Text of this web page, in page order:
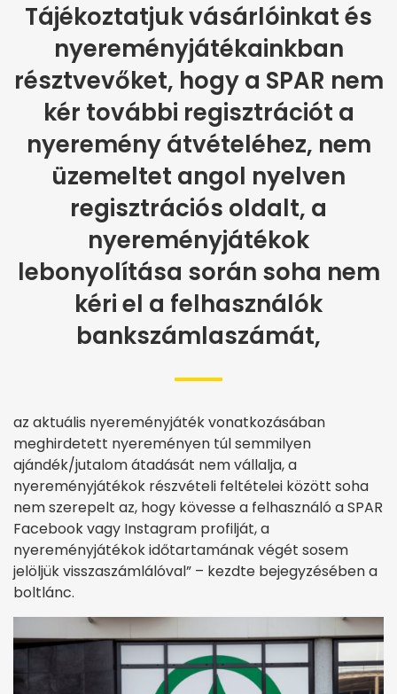
Tájékoztatjuk vásárlóinkat és
nyereményjátékainkban
résztvevőket, hogy a SPAR nem
kér további regisztrációt a
nyeremény átvételéhez, nem
üzemeltet angol nyelven
regisztrációs oldalt, a
nyereményjátékok
lebonyolítása során soha nem
kéri el a felhasználók
bankszámlaszámát,
az aktuális nyereményjáték vonatkozásában
meghirdetett nyereményen túl semmilyen
ajándék/jutalom átadását nem vállalja, a
nyereményjátékok részvételi feltételei között soha
nem szerepelt az, hogy kövesse a felhasználó a SPAR
Facebook vagy Instagram profilját, a
nyereményjátékok időtartamának végét sosem
jelöljük visszaszámlálóval” – kezdte bejegyzésében a
boltlánc.